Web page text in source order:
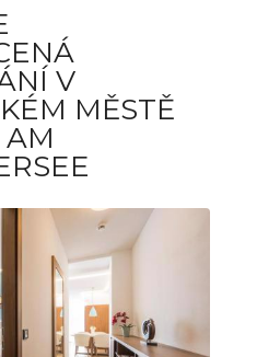
V
MĚSTĚ